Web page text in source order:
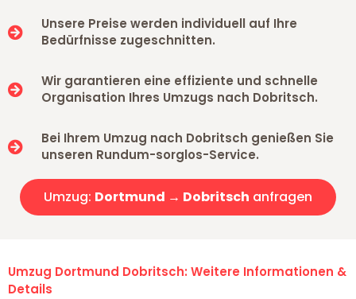
Unsere Preise werden individuell auf Ihre
Bedürfnisse zugeschnitten.
Wir garantieren eine effiziente und schnelle
Organisation Ihres Umzugs nach Dobritsch.
Bei Ihrem Umzug nach Dobritsch genießen Sie
unseren Rundum-sorglos-Service.
Umzug: Dortmund → Dobritsch anfragen
Umzug Dortmund Dobritsch: Weitere Informationen &
Details